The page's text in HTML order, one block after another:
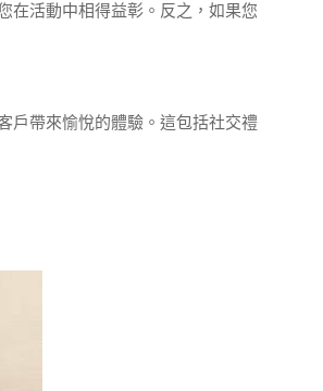
在活動中相得益彰。反之，如果您
戶帶來愉悅的體驗。這包括社交禮